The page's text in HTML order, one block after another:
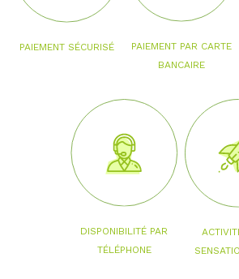
PAIEMENT SÉCURISÉ
PAIEMENT PAR CARTE
BANCAIRE
DISPONIBILITÉ PAR
TÉLÉPHONE